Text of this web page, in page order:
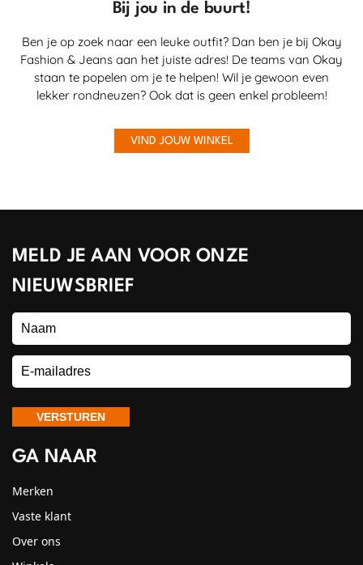
Bij jou in de buurt!
Ben je op zoek naar een leuke outfit? Dan ben je bij Okay
Fashion & Jeans aan het juiste adres! De teams van Okay
staan te popelen om je te helpen! Wil je gewoon even
lekker rondneuzen? Ook dat is geen enkel probleem!
VIND JOUW WINKEL
MELD JE AAN VOOR ONZE
NIEUWSBRIEF
GA NAAR
Merken
Vaste klant
Over ons